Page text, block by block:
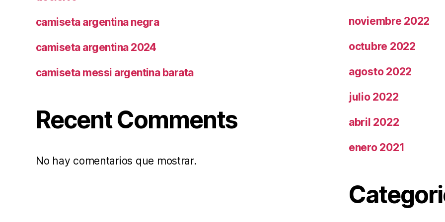
camiseta argentina negra
camiseta argentina 2024
camiseta messi argentina barata
Recent Comments
No hay comentarios que mostrar.
noviembre 2022
octubre 2022
agosto 2022
julio 2022
abril 2022
enero 2021